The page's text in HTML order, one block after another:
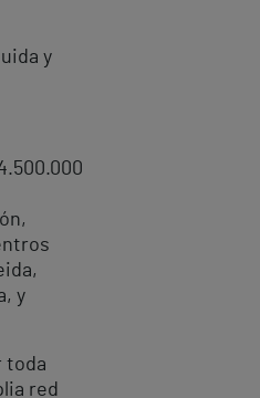
y
y
toda
red